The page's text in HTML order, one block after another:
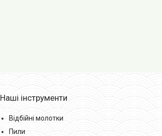
Наші інструменти
Відбійні молотки
Пили